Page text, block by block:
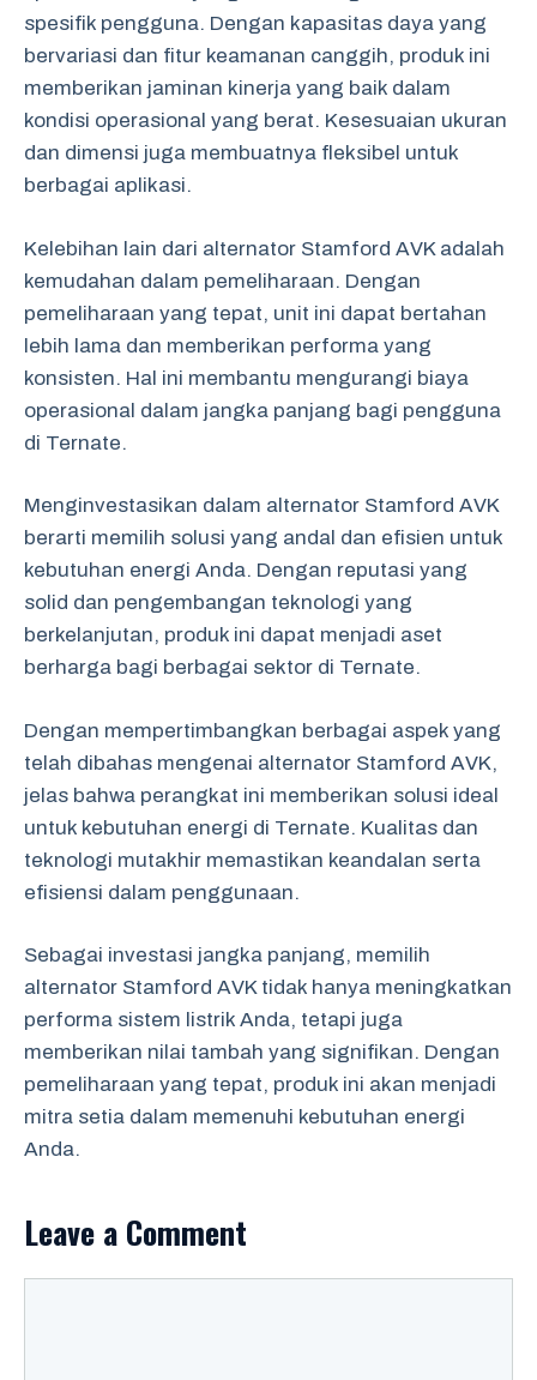
spesifik pengguna. Dengan kapasitas daya yang
bervariasi dan fitur keamanan canggih, produk ini
memberikan jaminan kinerja yang baik dalam
kondisi operasional yang berat. Kesesuaian ukuran
dan dimensi juga membuatnya fleksibel untuk
berbagai aplikasi.
Kelebihan lain dari alternator Stamford AVK adalah
kemudahan dalam pemeliharaan. Dengan
pemeliharaan yang tepat, unit ini dapat bertahan
lebih lama dan memberikan performa yang
konsisten. Hal ini membantu mengurangi biaya
operasional dalam jangka panjang bagi pengguna
di Ternate.
Menginvestasikan dalam alternator Stamford AVK
berarti memilih solusi yang andal dan efisien untuk
kebutuhan energi Anda. Dengan reputasi yang
solid dan pengembangan teknologi yang
berkelanjutan, produk ini dapat menjadi aset
berharga bagi berbagai sektor di Ternate.
Dengan mempertimbangkan berbagai aspek yang
telah dibahas mengenai alternator Stamford AVK,
jelas bahwa perangkat ini memberikan solusi ideal
untuk kebutuhan energi di Ternate. Kualitas dan
teknologi mutakhir memastikan keandalan serta
efisiensi dalam penggunaan.
Sebagai investasi jangka panjang, memilih
alternator Stamford AVK tidak hanya meningkatkan
performa sistem listrik Anda, tetapi juga
memberikan nilai tambah yang signifikan. Dengan
pemeliharaan yang tepat, produk ini akan menjadi
mitra setia dalam memenuhi kebutuhan energi
Anda.
Leave a Comment